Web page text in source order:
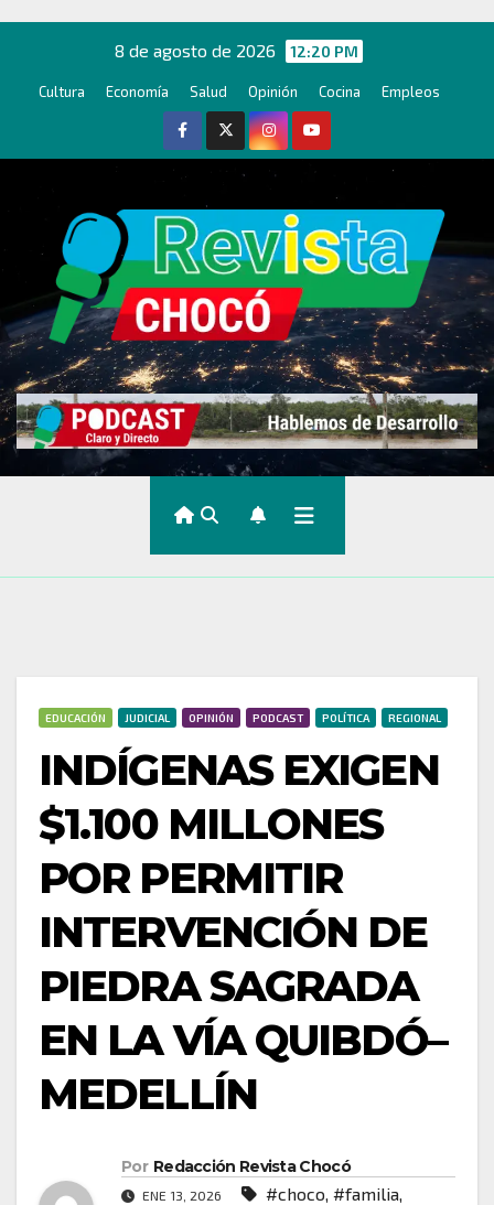
contenido
8 de agosto de 2026 12:20 PM
Cultura Economía Salud Opinión Cocina Empleos
EDUCACIÓN JUDICIAL OPINIÓN PODCAST POLÍTICA REGIONAL
INDÍGENAS EXIGEN
$1.100 MILLONES
POR PERMITIR
INTERVENCIÓN DE
PIEDRA SAGRADA
EN LA VÍA QUIBDÓ–
MEDELLÍN
Por Redacción Revista Chocó
ENE 13, 2026 #choco, #familia,